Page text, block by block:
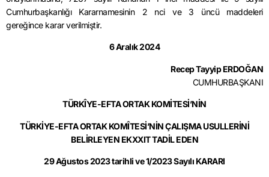
Cumhurbaşkanlığı Kararnamesinin 2 nci ve 3 üncü maddeleri
gereğince karar verilmiştir.
6 Aralık 2024
Recep Tayyip ERDOĞAN
CUMHURBAŞKANI
TÜRKÎYE-EFTA ORTAK KOMİTESİ’NİN
TÜRKİYE-EFTA ORTAK KOMÎTESİ’NİN ÇALIŞMA USULLERİNİ
BELİRLEYEN EKXXIT TADİL EDEN
29 Ağustos 2023 tarihli ve 1/2023 Sayılı KARARI